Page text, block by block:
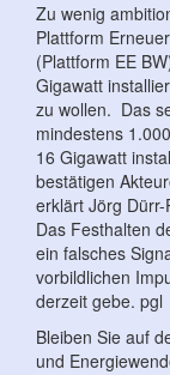
Zu wenig
Plattform
(Plattform EE
Gigawatt
zu wollen. Das
mindestens
16 Gigawatt
bestätigen
erklärt Jörg Dürr-
Das Festhalten
ein falsches
vorbildlichen
derzeit gebe. pgl
Bleiben Sie auf
und